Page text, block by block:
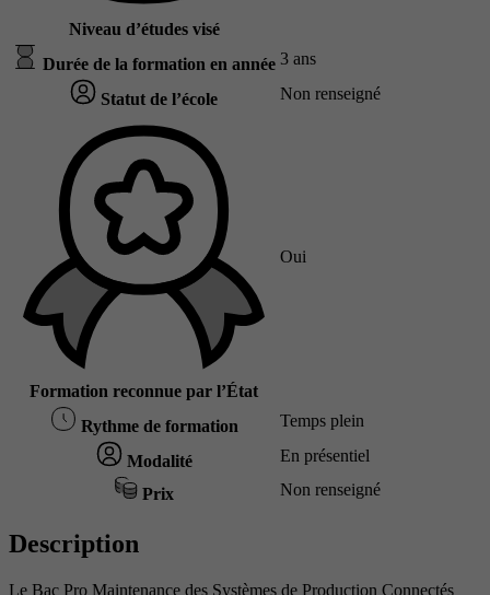
Niveau d’études visé
Durée de la formation en année 3 ans
Statut de l’école Non renseigné
Formation reconnue par l’État
Oui
Rythme de formation Temps plein
Modalité En présentiel
Prix Non renseigné
Description
Le Bac Pro Maintenance des Systèmes de Production Connectés